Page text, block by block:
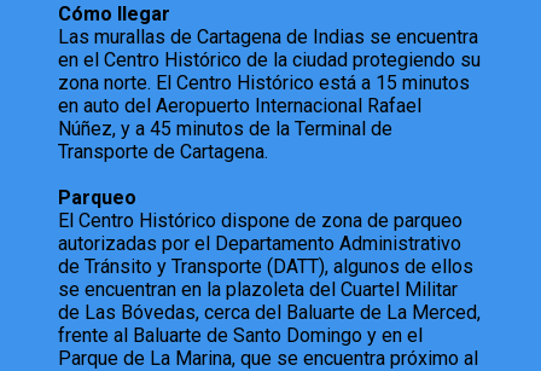
Cómo llegar
Las murallas de Cartagena de Indias se encuentra
en el Centro Histórico de la ciudad protegiendo su
zona norte. El Centro Histórico está a 15 minutos
en auto del Aeropuerto Internacional Rafael
Núñez, y a 45 minutos de la Terminal de
Transporte de Cartagena.
Parqueo
El Centro Histórico dispone de zona de parqueo
autorizadas por el Departamento Administrativo
de Tránsito y Transporte (DATT), algunos de ellos
se encuentran en la plazoleta del Cuartel Militar
de Las Bóvedas, cerca del Baluarte de La Merced,
frente al Baluarte de Santo Domingo y en el
Parque de La Marina, que se encuentra próximo al